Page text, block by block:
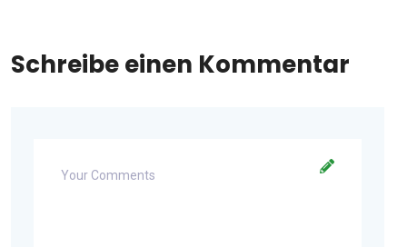
Schreibe einen Kommentar